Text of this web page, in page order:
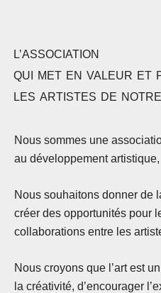
L’ASSOCIATION
QUI
MET EN VALEUR ET
LES ARTISTES DE NOTRE
Nous sommes une
au développement artistique,
Nous souhaitons donner de
créer des opportunités pour
collaborations entre les
Nous croyons que l’art est
la créativité, d’encourager